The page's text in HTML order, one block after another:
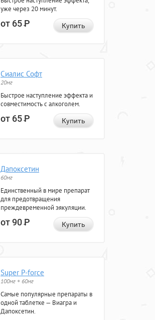
уже через 20 минут.
от 65Р Купить
Сиалис Софт
20мг
Быстрое наступление эффекта и
совместимость с алкоголем.
от 65Р Купить
Дапоксетин
60мг
Единственный в мире препарат
для предотвращения
преждевременной эякуляции.
от 90Р Купить
Super P-force
100мг + 60мг
Самые популярные препараты в
одной таблетке — Виагра и
Дапоксетин.